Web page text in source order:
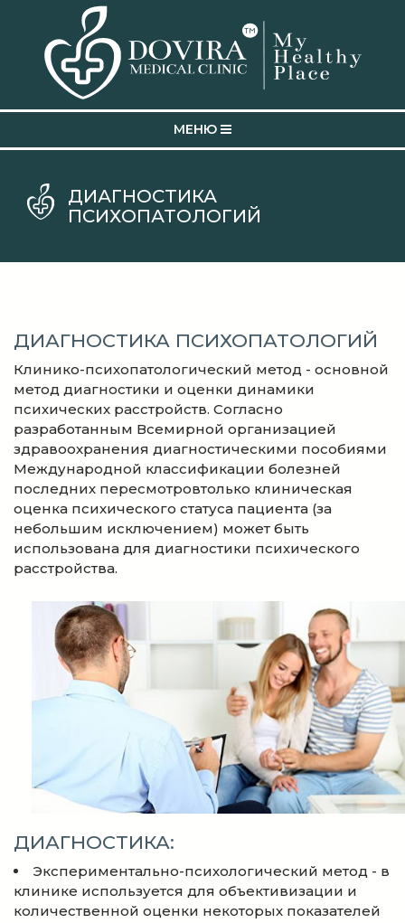
MEНЮ
ДИАГНОСТИКА
ПСИХОПАТОЛОГИЙ
ДИАГНОСТИКА ПСИХОПАТОЛОГИЙ
Клинико-психопатологический метод - основной
метод диагностики и оценки динамики
психических расстройств. Согласно
разработанным Всемирной организацией
здравоохранения диагностическими пособиями
Международной классификации болезней
последних пересмотровтолько клиническая
оценка психического статуса пациента (за
небольшим исключением) может быть
использована для диагностики психического
расстройства.
ДИАГНОСТИКА:
Экспериментально-психологический метод - в
клинике используется для объективизации и
количественной оценки некоторых показателей